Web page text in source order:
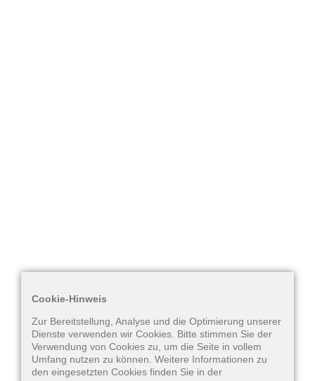
Cookie-Hinweis
Zur Bereitstellung, Analyse und die Optimierung unserer
Dienste verwenden wir Cookies. Bitte stimmen Sie der
Verwendung von Cookies zu, um die Seite in vollem
Umfang nutzen zu können. Weitere Informationen zu
den eingesetzten Cookies finden Sie in der